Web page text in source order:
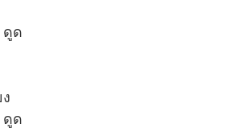
ดูด
ดูด